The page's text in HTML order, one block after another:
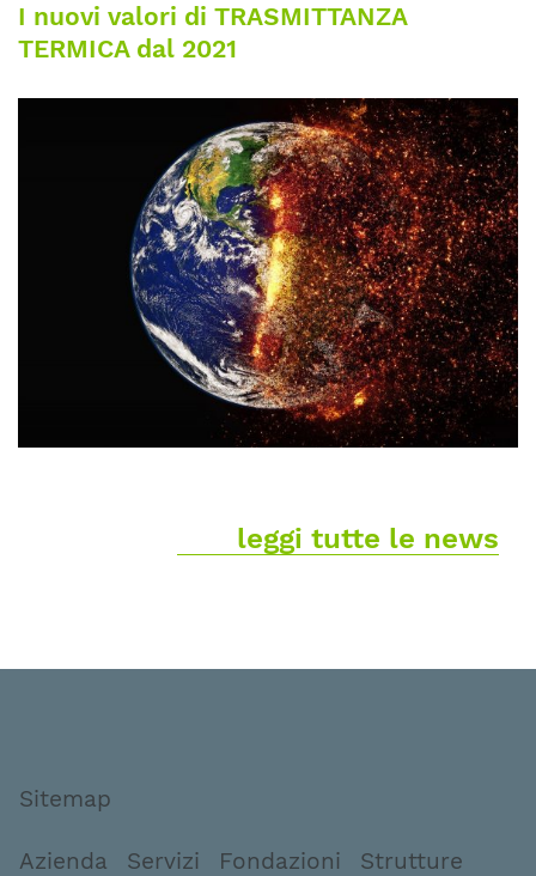
I nuovi valori di TRASMITTANZA
TERMICA dal 2021
leggi tutte le news
Sitemap
Azienda Servizi Fondazioni
Strutture